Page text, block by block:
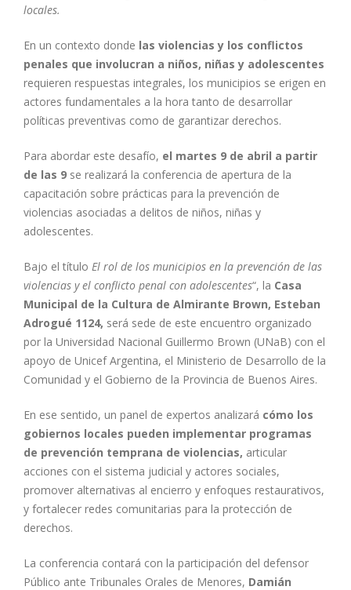
locales.
En un contexto donde las violencias y los conflictos
penales que involucran a niños, niñas y adolescentes
requieren respuestas integrales, los municipios se erigen en
actores fundamentales a la hora tanto de desarrollar
políticas preventivas como de garantizar derechos.
Para abordar este desafío, el martes 9 de abril a partir
de las 9 se realizará la conferencia de apertura de la
capacitación sobre prácticas para la prevención de
violencias asociadas a delitos de niños, niñas y
adolescentes.
Bajo el título El rol de los municipios en la prevención de las
violencias y el conflicto penal con adolescentes“, la Casa
Municipal de la Cultura de Almirante Brown, Esteban
Adrogué 1124, será sede de este encuentro organizado
por la Universidad Nacional Guillermo Brown (UNaB) con el
apoyo de Unicef Argentina, el Ministerio de Desarrollo de la
Comunidad y el Gobierno de la Provincia de Buenos Aires.
En ese sentido, un panel de expertos analizará cómo los
gobiernos locales pueden implementar programas
de prevención temprana de violencias, articular
acciones con el sistema judicial y actores sociales,
promover alternativas al encierro y enfoques restaurativos,
y fortalecer redes comunitarias para la protección de
derechos.
La conferencia contará con la participación del defensor
Público ante Tribunales Orales de Menores, Damián